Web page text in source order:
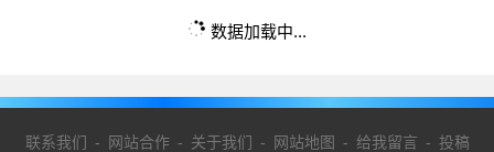
数据加载中...
联系我们 - 网站合作- 关于我们 - 网站地图 - 给我留言 - 投稿